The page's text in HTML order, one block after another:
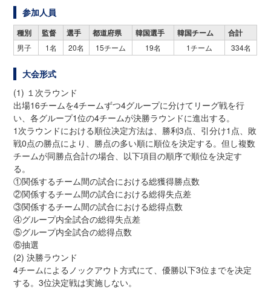
参加人員
種別 監督 選手 都道府県 韓国選手 韓国チーム 合計
男子 1名 20名 15チーム 19名 1チーム 334名
大会形式
(1) １次ラウンド
出場16チームを4チームずつ4グループに分けてリーグ戦を行
い、各グループ1位の4チームが決勝ラウンドに進出する。
1次ラウンドにおける順位决定方法は、勝利3点、引分け1点、敗
戦0点の勝点により、勝点の多い順に順位を決定する。但し複数
チームが同勝点合計の場合、以下項目の順序で順位を決定す
る。
①関係するチーム間の試合における総獲得勝点数
②関係するチーム間の試合における総得失点差
③関係するチーム間の試合における総得点数
④グループ内全試合の総得失点差
⑤グループ内全試合の総得点数
⑥抽選
(2) 決勝ラウンド
4チームによるノックアウト方式にて、優勝以下3位までを决定
する。3位決定戦は実施しない。